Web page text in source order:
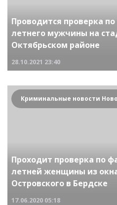
Проводится проверка
летнего мужчины на
Октябрьском районе
28.10.2021 23:40
Проходит проверка по
летней женщины из
Островского в Бердске
17.06.2020 05:18